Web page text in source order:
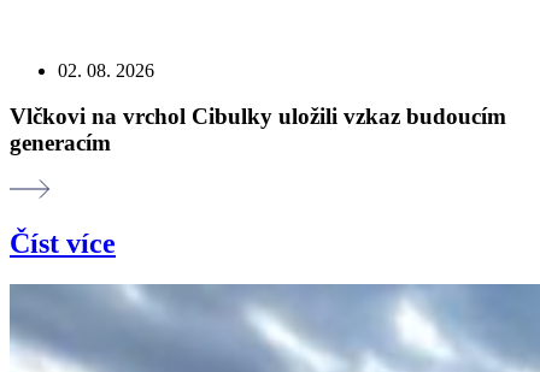
02. 08. 2026
Vlčkovi na vrchol Cibulky uložili vzkaz budoucím
generacím
Číst více